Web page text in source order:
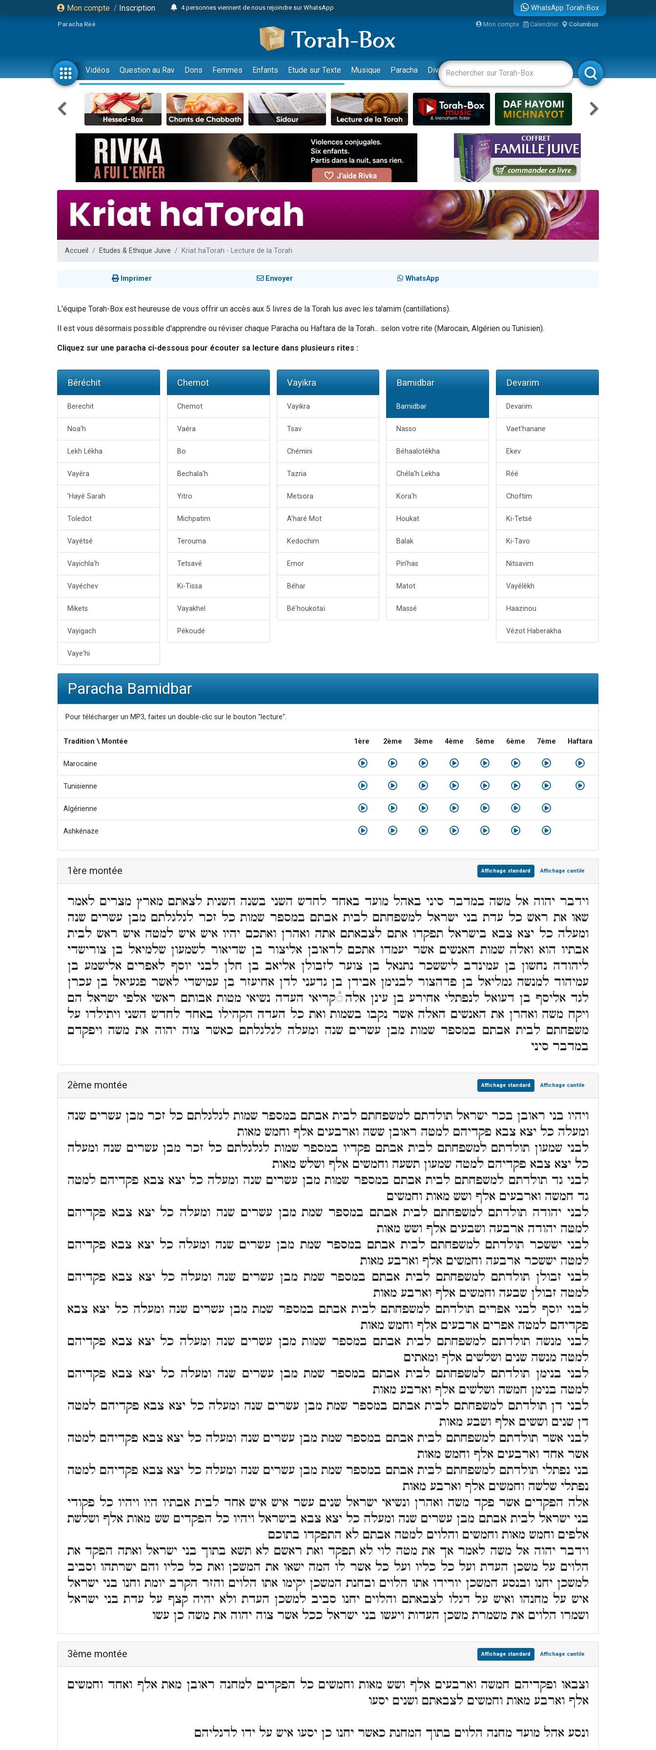
Mon compte / Inscription
4 personnes viennent de nous rejoindre sur WhatsApp
Odaya vient de donner son Maasser
3 personnes viennent de faire un don pour 5 jours de vacances aux Orphelins
3 personnes viennent de faire un don pour Diane, 80 ans, dans un appartement insalubre
13 personnes viennent de demander une bénédiction
2 personnes viennent de nous rejoindre sur WhatsApp
30 personnes viennent de faire un don pour Sauvez la jambe de Yohan
Il reste 49 places pour étudier en groupe sur Zoom
12 nouvelles musiques dans Torah-Box Music
3 personnes viennent de nous rejoindre sur WhatsApp
2 personnes viennent de nous rejoindre sur WhatsApp
3 personnes viennent de nous rejoindre sur WhatsApp
8 personnes viennent de faire un don pour Tsédaka : pauvres d'Israel
Nouvelle émission radio : Visions de grandeur n°104 : Le Chabbath et le Birkat Hamazone à travers le temps
61 personnes viennent de demander une bénédiction
WhatsApp Torah-Box
Paracha Réé Mon compte Calendrier Columbus
Vidéos Question au Rav Dons Femmes Enfants Etude sur Texte Musique Paracha Divertissements Livres Rabbanim
Accueil Etudes & Ethique Juive Kriat haTorah - Lecture de la Torah
Imprimer Envoyer WhatsApp
L'équipe Torah-Box est heureuse de vous offrir un accès aux 5 livres de la Torah lus avec les ta'amim (cantillations).
Il est vous désormais possible d'apprendre ou réviser chaque Paracha ou Haftara de la Torah... selon votre rite (Marocain, Algérien ou Tunisien).
Cliquez sur une paracha ci-dessous pour écouter sa lecture dans plusieurs rites :
Béréchit
Berechit
Noa'h
Lekh Lékha
Vayéra
'Hayé Sarah
Toledot
Vayétsé
Vayichla'h
Vayéchev
Mikets
Vayigach
Vaye'hi
Chemot
Chemot
Vaéra
Bo
Bechala'h
Yitro
Michpatim
Terouma
Tetsavé
Ki-Tissa
Vayakhel
Pékoudé
Vayikra
Vayikra
Tsav
Chémini
Tazria
Metsora
A'haré Mot
Kedochim
Emor
Béhar
Bé'houkotaï
Bamidbar
Bamidbar
Nasso
Béhaalotékha
Chéla'h Lekha
Kora'h
Houkat
Balak
Pin'has
Matot
Massé
Devarim
Devarim
Vaet'hanane
Ekev
Réé
Choftim
Ki-Tetsé
Ki-Tavo
Nitsavim
Vayélèkh
Haazinou
Vézot Haberakha
Paracha Bamidbar
Pour télécharger un MP3, faites un double-clic sur le bouton "lecture".
Tradition \ Montée 1ère 2ème 3ème 4ème 5ème 6ème 7ème Haftara
Marocaine
Tunisienne
Algérienne
Ashkénaze
1ère montée Affichage standard Affichage cantile
וידבר יהוה אל משה במדבר סיני באהל מועד באחד לחדש השני בשנה השנית לצאתם מארץ מצרים לאמר
שאו את ראש כל עדת בני ישראל למשפחתם לבית אבתם במספר שמות כל זכר לגלגלתם מבן עשרים שנה
ומעלה כל יצא צבא בישראל תפקדו אתם לצבאתם אתה ואהרן ואתכם יהיו איש איש למטה איש ראש לבית
אבתיו הוא ואלה שמות האנשים אשר יעמדו אתכם לראובן אליצור בן שדיאור לשמעון שלמיאל בן צורישדי
ליהודה נחשון בן עמינדב ליששכר נתנאל בן צוער לזבולן אליאב בן חלן לבני יוסף לאפרים אלישמע בן
עמיהוד למנשה גמליאל בן פדהצור לבנימן אבידן בן גדעני לדן אחיעזר בן עמישדי לאשר פגעיאל בן עכרן
לגד אליסף בן דעואל לנפתלי אחירע בן עינן אלה ֯קריאי העדה נשיאי מטות אבותם ראשי אלפי ישראל הם
ויקח משה ואהרן את האנשים האלה אשר נקבו בשמות ואת כל העדה הקהילו באחד לחדש השני ויתילדו על
משפחתם לבית אבתם במספר שמות מבן עשרים שנה ומעלה לגלגלתם כאשר צוה יהוה את משה ויפקדם
במדבר סיני
2ème montée Affichage standard Affichage cantile
ויהיו בני ראובן בכר ישראל תולדתם למשפחתם לבית אבתם במספר שמות לגלגלתם כל זכר מבן עשרים שנה
ומעלה כל יצא צבא פקדיהם למטה ראובן ששה וארבעים אלף וחמש מאות
לבני שמעון תולדתם למשפחתם לבית אבתם פקדיו במספר שמות לגלגלתם כל זכר מבן עשרים שנה ומעלה
כל יצא צבא פקדיהם למטה שמעון תשעה וחמשים אלף ושלש מאות
לבני גד תולדתם למשפחתם לבית אבתם במספר שמות מבן עשרים שנה ומעלה כל יצא צבא פקדיהם למטה
גד חמשה וארבעים אלף ושש מאות וחמשים
לבני יהודה תולדתם למשפחתם לבית אבתם במספר שמת מבן עשרים שנה ומעלה כל יצא צבא פקדיהם
למטה יהודה ארבעה ושבעים אלף ושש מאות
לבני יששכר תולדתם למשפחתם לבית אבתם במספר שמת מבן עשרים שנה ומעלה כל יצא צבא פקדיהם
למטה יששכר ארבעה וחמשים אלף וארבע מאות
לבני זבולן תולדתם למשפחתם לבית אבתם במספר שמת מבן עשרים שנה ומעלה כל יצא צבא פקדיהם
למטה זבולן שבעה וחמשים אלף וארבע מאות
לבני יוסף לבני אפרים תולדתם למשפחתם לבית אבתם במספר שמת מבן עשרים שנה ומעלה כל יצא צבא
פקדיהם למטה אפרים ארבעים אלף וחמש מאות
לבני מנשה תולדתם למשפחתם לבית אבתם במספר שמות מבן עשרים שנה ומעלה כל יצא צבא פקדיהם
למטה מנשה שנים ושלשים אלף ומאתים
לבני בנימן תולדתם למשפחתם לבית אבתם במספר שמת מבן עשרים שנה ומעלה כל יצא צבא פקדיהם
למטה בנימן חמשה ושלשים אלף וארבע מאות
לבני דן תולדתם למשפחתם לבית אבתם במספר שמת מבן עשרים שנה ומעלה כל יצא צבא פקדיהם למטה
דן שנים וששים אלף ושבע מאות
לבני אשר תולדתם למשפחתם לבית אבתם במספר שמת מבן עשרים שנה ומעלה כל יצא צבא פקדיהם למטה
אשר אחד וארבעים אלף וחמש מאות
בני נפתלי תולדתם למשפחתם לבית אבתם במספר שמת מבן עשרים שנה ומעלה כל יצא צבא פקדיהם למטה
נפתלי שלשה וחמשים אלף וארבע מאות
אלה הפקדים אשר פקד משה ואהרן ונשיאי ישראל שנים עשר איש איש אחד לבית אבתיו היו ויהיו כל פקודי
בני ישראל לבית אבתם מבן עשרים שנה ומעלה כל יצא צבא בישראל ויהיו כל הפקדים שש מאות אלף ושלשת
אלפים וחמש מאות וחמשים והלוים למטה אבתם לא התפקדו בתוכם
וידבר יהוה אל משה לאמר אך את מטה לוי לא תפקד ואת ראשם לא תשא בתוך בני ישראל ואתה הפקד את
הלוים על משכן העדת ועל כל כליו ועל כל אשר לו המה ישאו את המשכן ואת כל כליו והם ישרתהו וסביב
למשכן יחנו ובנסע המשכן יורידו אתו הלוים ובחנת המשכן יקימו אתו הלוים והזר הקרב יומת וחנו בני ישראל
איש על מחנהו ואיש על דגלו לצבאתם והלוים יחנו סביב למשכן העדת ולא יהיה קצף על עדת בני ישראל
ושמרו הלוים את משמרת משכן העדות ויעשו בני ישראל ככל אשר צוה יהוה את משה כן עשו
3ème montée Affichage standard Affichage cantile
וצבאו ופקדיהם חמשה וארבעים אלף ושש מאות וחמשים כל הפקדים למחנה ראובן מאת אלף ואחד וחמשים
אלף וארבע מאות וחמשים לצבאתם ושנים יסעו
ונסע אהל מועד מחנה הלוים בתוך המחנת כאשר יחנו כן יסעו איש על ידו לדגליהם